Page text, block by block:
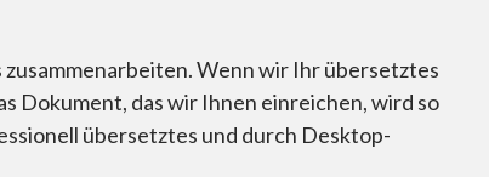
Wenn wir Ihr übersetztes
Dokument, das wir Ihnen einreichen, wird so
übersetztes und durch Desktop-